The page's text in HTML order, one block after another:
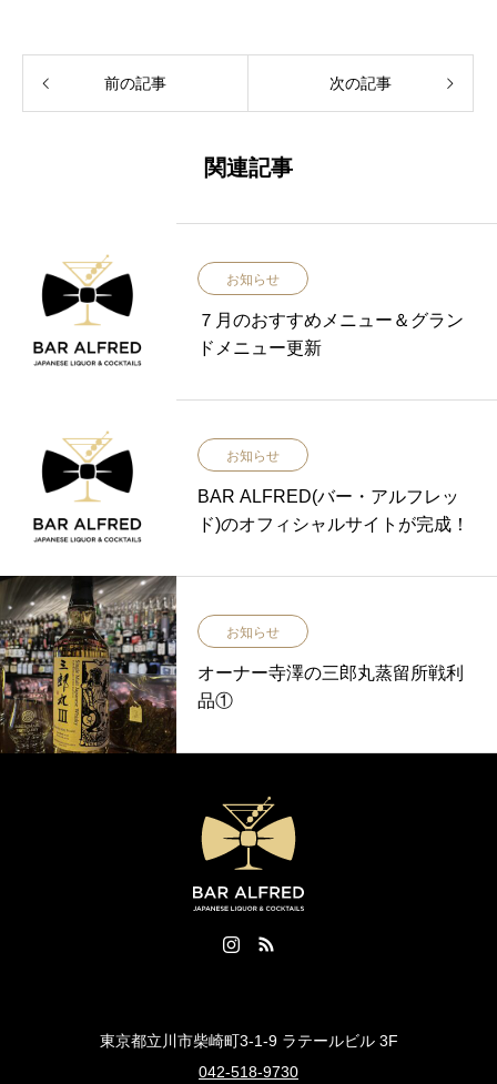
前の記事 次の記事
関連記事
お知らせ
７月のおすすめメニュー＆グラン
ドメニュー更新
お知らせ
BAR ALFRED(バー・アルフレッ
ド)のオフィシャルサイトが完成！
お知らせ
オーナー寺澤の三郎丸蒸留所戦利
品①
東京都立川市柴崎町3-1-9 ラテールビル 3F
042-518-9730